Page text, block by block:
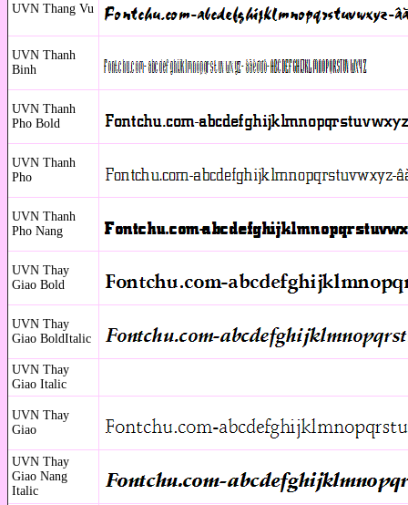
UVN Thang Vu
UVN Thanh
Binh
UVN Thanh
Pho Bold
UVN Thanh
Pho
UVN Thanh
Pho Nang
UVN Thay
Giao Bold
UVN Thay
Giao BoldItalic
UVN Thay
Giao Italic
UVN Thay
Giao
UVN Thay
Giao Nang
Italic